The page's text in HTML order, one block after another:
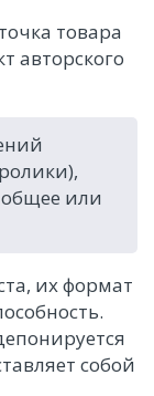
товара
авторского
общее или
их формат
собой